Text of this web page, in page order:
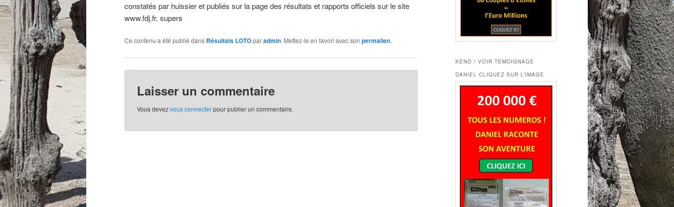
constatés par huissier et publiés sur la page des résultats et rapports officiels sur le site
www.fdj.fr. supers
Ce contenu a été publié dans Résultats LOTOparadmin. Mettez-le en favori avec son permalien.
Laisser un commentaire
Vous devezvous connecterpour publier un commentaire.
KENO ! VOIR TEMOIGNAGE
DANIEL CLIQUEZ SUR L’IMAGE